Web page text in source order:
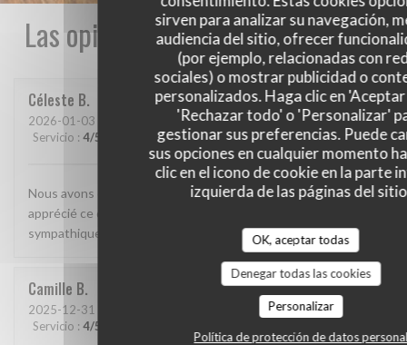
sirven para analizar su navegación,
audiencia del sitio, ofrecer
(por ejemplo, relacionadas con
sociales) o mostrar publicidad o
personalizados. Haga clic en
'Rechazar todo' o 'Personalizar'
gestionar sus preferencias. Puede
sus opciones en cualquier momento
clic en el icono de cookie en la parte
izquierda de las páginas del
OK, aceptar todas
Denegar todas las cookies
Personalizar
Política de protección de datos
Las opiniones de nuestros clientes
Céleste B
2026-01-03 - 20:00 - Invitados 2
Servicio : 4/5 Ambiente:4/5 Menú: 5/5 Calidad / Precio: 4/5
Nous avons découvert ce restaurant et avons beaucoup
apprécié ce que nous avons mangé. Le personnel était très
sympathique et attentionné. On reviendra
Camille B
2025-12-31
Servicio : 4/5